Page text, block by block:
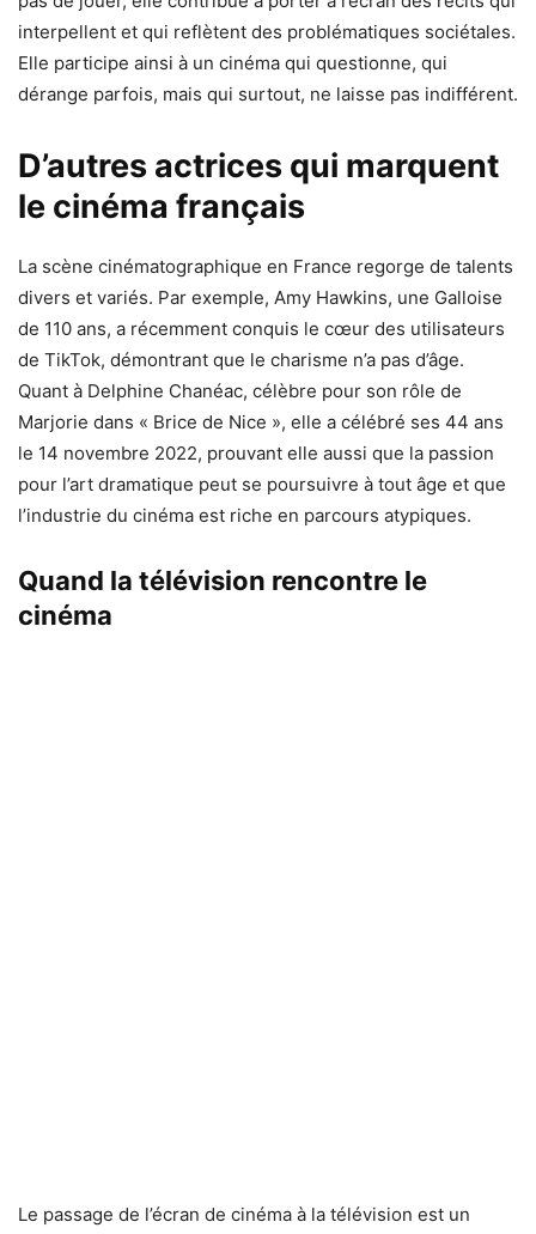
interpellent et qui reflètent des problématiques sociétales.
Elle participe ainsi à un cinéma qui questionne, qui
dérange parfois, mais qui surtout, ne laisse pas indifférent.
D’autres actrices qui marquent
le cinéma français
La scène cinématographique en France regorge de talents
divers et variés. Par exemple, Amy Hawkins, une Galloise
de 110 ans, a récemment conquis le cœur des utilisateurs
de TikTok, démontrant que le charisme n’a pas d’âge.
Quant à Delphine Chanéac, célèbre pour son rôle de
Marjorie dans « Brice de Nice », elle a célébré ses 44 ans
le 14 novembre 2022, prouvant elle aussi que la passion
pour l’art dramatique peut se poursuivre à tout âge et que
l’industrie du cinéma est riche en parcours atypiques.
Quand la télévision rencontre le
cinéma
Le passage de l’écran de cinéma à la télévision est un